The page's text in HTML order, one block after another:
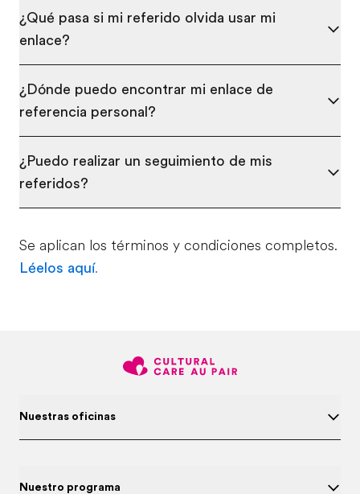
¿Qué pasa si mi referido olvida usar mi
enlace?
¿Dónde puedo encontrar mi enlace de
referencia personal?
¿Puedo realizar un seguimiento de mis
referidos?
Se aplican los términos y condiciones completos.
Léelos aquí.
Nuestras oficinas
Nuestro programa